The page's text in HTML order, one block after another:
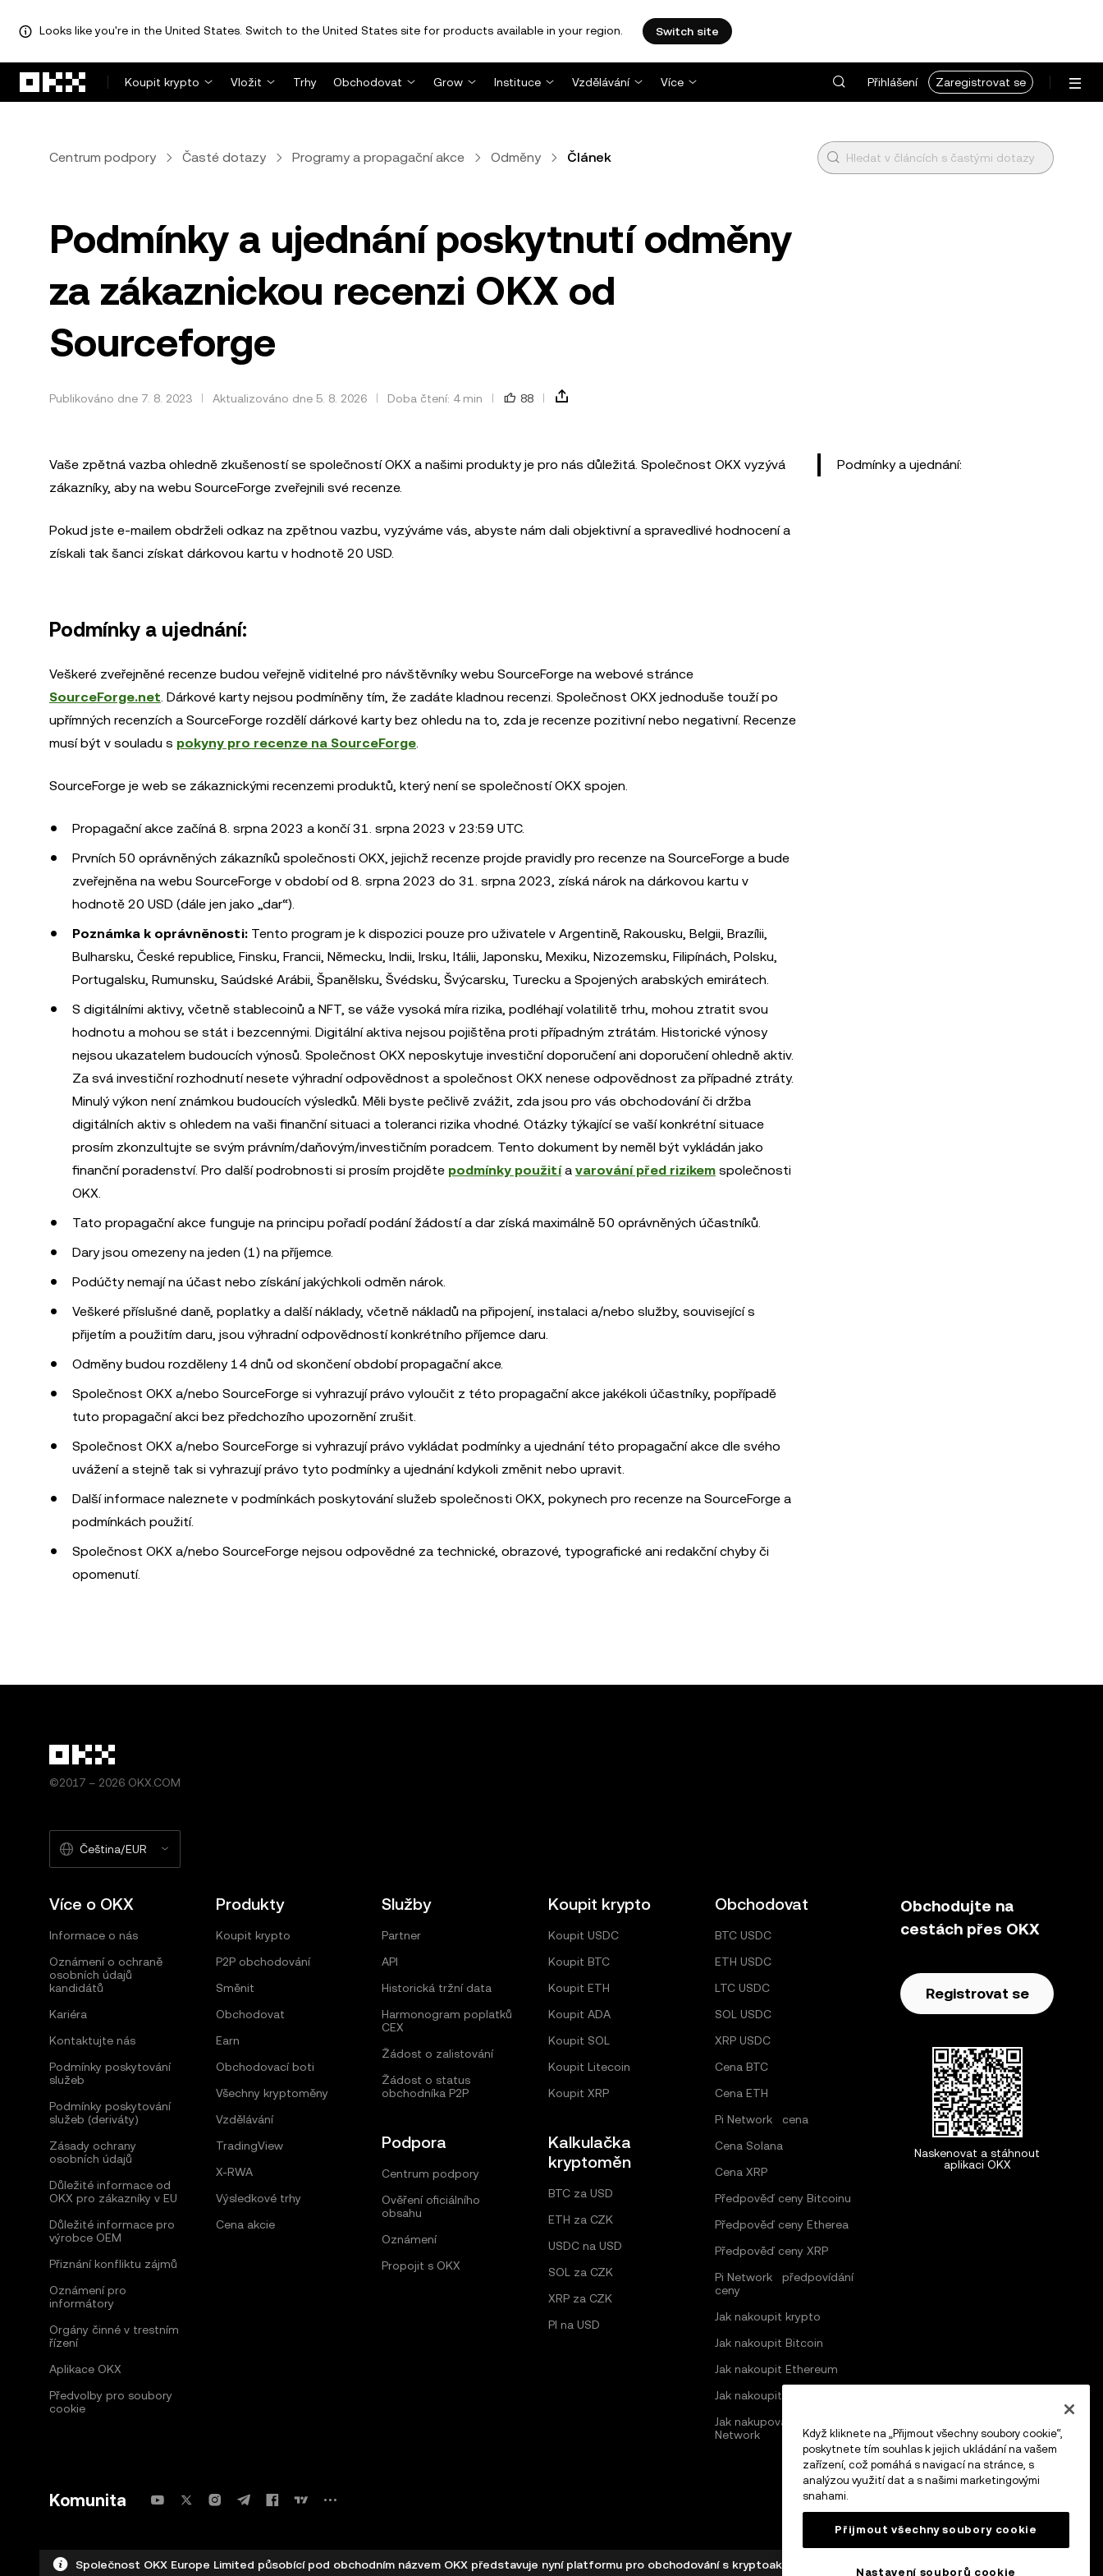
Looks like you're in the United States. Switch to the United States site for products available in your region. Switch site
Koupit krypto
Vložit Trhy Obchodovat Grow Instituce Vzdělávání Více Přihlášení Zaregistrovat se
Centrum podpory Časté dotazy Programy a propagační akce Odměny Článek
Podmínky a ujednání poskytnutí odměny
za zákaznickou recenzi OKX od
Sourceforge
Publikováno dne 7. 8. 2023 Aktualizováno dne 5. 8. 2026 Doba čtení: 4 min 88
Vaše zpětná vazba ohledně zkušeností se společností OKX a našimi produkty je pro nás důležitá. Společnost OKX vyzývá
zákazníky, aby na webu SourceForge zveřejnili své recenze.
Pokud jste e-mailem obdrželi odkaz na zpětnou vazbu, vyzýváme vás, abyste nám dali objektivní a spravedlivé hodnocení a
získali tak šanci získat dárkovou kartu v hodnotě 20 USD.
Podmínky a ujednání:
Veškeré zveřejněné recenze budou veřejně viditelné pro návštěvníky webu SourceForge na webové stránce
SourceForge.net. Dárkové karty nejsou podmíněny tím, že zadáte kladnou recenzi. Společnost OKX jednoduše touží po
upřímných recenzích a SourceForge rozdělí dárkové karty bez ohledu na to, zda je recenze pozitivní nebo negativní. Recenze
musí být v souladu s pokyny pro recenze na SourceForge.
SourceForge je web se zákaznickými recenzemi produktů, který není se společností OKX spojen.
Propagační akce začíná 8. srpna 2023 a končí 31. srpna 2023 v 23:59 UTC.
Prvních 50 oprávněných zákazníků společnosti OKX, jejichž recenze projde pravidly pro recenze na SourceForge a bude
zveřejněna na webu SourceForge v období od 8. srpna 2023 do 31. srpna 2023, získá nárok na dárkovou kartu v
hodnotě 20 USD (dále jen jako „dar“).
Poznámka k oprávněnosti: Tento program je k dispozici pouze pro uživatele v Argentině, Rakousku, Belgii, Brazílii,
Bulharsku, České republice, Finsku, Francii, Německu, Indii, Irsku, Itálii, Japonsku, Mexiku, Nizozemsku, Filipínách, Polsku,
Portugalsku, Rumunsku, Saúdské Arábii, Španělsku, Švédsku, Švýcarsku, Turecku a Spojených arabských emirátech.
S digitálními aktivy, včetně stablecoinů a NFT, se váže vysoká míra rizika, podléhají volatilitě trhu, mohou ztratit svou
hodnotu a mohou se stát i bezcennými. Digitální aktiva nejsou pojištěna proti případným ztrátám. Historické výnosy
nejsou ukazatelem budoucích výnosů. Společnost OKX neposkytuje investiční doporučení ani doporučení ohledně aktiv.
Za svá investiční rozhodnutí nesete výhradní odpovědnost a společnost OKX nenese odpovědnost za případné ztráty.
Minulý výkon není známkou budoucích výsledků. Měli byste pečlivě zvážit, zda jsou pro vás obchodování či držba
digitálních aktiv s ohledem na vaši finanční situaci a toleranci rizika vhodné. Otázky týkající se vaší konkrétní situace
prosím zkonzultujte se svým právním/daňovým/investičním poradcem. Tento dokument by neměl být vykládán jako
finanční poradenství. Pro další podrobnosti si prosím projděte podmínky použitía varování před rizikem společnosti
OKX.
Tato propagační akce funguje na principu pořadí podání žádostí a dar získá maximálně 50 oprávněných účastníků.
Dary jsou omezeny na jeden (1) na příjemce.
Podúčty nemají na účast nebo získání jakýchkoli odměn nárok.
Veškeré příslušné daně, poplatky a další náklady, včetně nákladů na připojení, instalaci a/nebo služby, související s
přijetím a použitím daru, jsou výhradní odpovědností konkrétního příjemce daru.
Odměny budou rozděleny 14 dnů od skončení období propagační akce.
Společnost OKX a/nebo SourceForge si vyhrazují právo vyloučit z této propagační akce jakékoli účastníky, popřípadě
tuto propagační akci bez předchozího upozornění zrušit.
Společnost OKX a/nebo SourceForge si vyhrazují právo vykládat podmínky a ujednání této propagační akce dle svého
uvážení a stejně tak si vyhrazují právo tyto podmínky a ujednání kdykoli změnit nebo upravit.
Další informace naleznete v podmínkách poskytování služeb společnosti OKX, pokynech pro recenze na SourceForge a
podmínkách použití.
Společnost OKX a/nebo SourceForge nejsou odpovědné za technické, obrazové, typografické ani redakční chyby či
opomenutí.
Podmínky a ujednání:
©2017 – 2026 OKX.COM
Čeština/EUR
Více o OKX
Informace o nás
Oznámení o ochraně
osobních údajů
kandidátů
Kariéra
Kontaktujte nás
Podmínky poskytování
služeb
Podmínky poskytování
služeb (deriváty)
Zásady ochrany
osobních údajů
Důležité informace od
OKX pro zákazníky v EU
Důležité informace pro
výrobce OEM
Přiznání konfliktu zájmů
Oznámení pro
informátory
Orgány činné v trestním
řízení
Aplikace OKX
Předvolby pro soubory
cookie
Produkty
Koupit krypto
P2P obchodování
Směnit
Obchodovat
Earn
Obchodovací boti
Všechny kryptoměny
Vzdělávání
TradingView
X-RWA
Výsledkové trhy
Cena akcie
Služby
Partner
API
Historická tržní data
Harmonogram poplatků
CEX
Žádost o zalistování
Žádost o status
obchodníka P2P
Podpora
Centrum podpory
Ověření oficiálního
obsahu
Oznámení
Propojit s OKX
Koupit krypto
Koupit USDC
Koupit BTC
Koupit ETH
Koupit ADA
Koupit SOL
Koupit Litecoin
Koupit XRP
Kalkulačka
kryptoměn
BTC za USD
ETH za CZK
USDC na USD
SOL za CZK
XRP za CZK
PI na USD
Obchodovat
BTC USDC
ETH USDC
LTC USDC
SOL USDC
XRP USDC
Cena BTC
Cena ETH
Pi Network cena
Cena Solana
Cena XRP
Předpověď ceny Bitcoinu
Předpověď ceny Etherea
Předpověď ceny XRP
Pi Network předpovídání
ceny
Jak nakoupit krypto
Jak nakoupit Bitcoin
Jak nakoupit Ethereum
Jak nakoupit Solana
Jak nakupovat v síti Pi
Network
Obchodujte na
cestách přes OKX
Registrovat se
Naskenovat a stáhnout
aplikaci OKX
Komunita
Společnost OKX Europe Limited působící pod obchodním názvem OKX představuje nyní platformu pro obchodování s kryptoaktivy, která je autorizována jako poskytovatel
Když kliknete na „Přijmout všechny soubory cookie“,
poskytnete tím souhlas k jejich ukládání na vašem
zařízení, což pomáhá s navigací na stránce, s
analýzou využití dat a s našimi marketingovými
snahami.
Přijmout všechny soubory cookie
Nastavení souborů cookie